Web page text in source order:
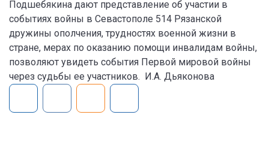
Подшебякина дают представление об участии в
событиях войны в Севастополе 514 Рязанской
дружины ополчения, трудностях военной жизни в
стране, мерах по оказанию помощи инвалидам войны,
позволяют увидеть события Первой мировой войны
через судьбы ее участников. И.А. Дьяконова